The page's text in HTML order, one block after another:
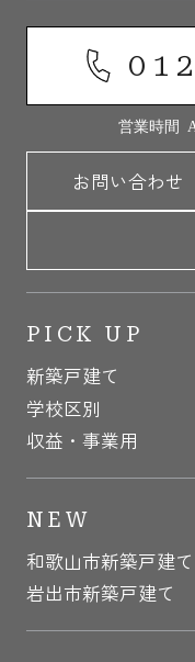
営業時間
お問い合わせ
PICK UP
新築戸建て
学校区別
収益・事業用
NEW
和歌山市新築戸建て
岩出市新築戸建て